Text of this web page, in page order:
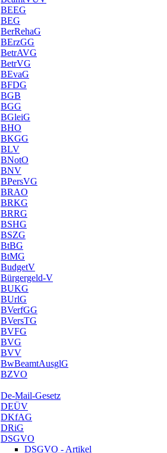
BEEG
BEG
BerRehaG
BErzGG
BetrAVG
BetrVG
BEvaG
BFDG
BGB
BGG
BGleiG
BHO
BKGG
BLV
BNotO
BNV
BPersVG
BRAO
BRKG
BRRG
BSHG
BSZG
BtBG
BtMG
BudgetV
Bürgergeld-V
BUKG
BUrlG
BVerfGG
BVersTG
BVFG
BVG
BVV
BwBeamtAusglG
BZVO
De-Mail-Gesetz
DEÜV
DKfAG
DRiG
DSGVO
DSGVO - Artikel